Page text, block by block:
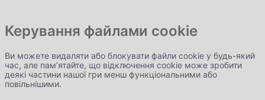
Керування файлами cookie
Ви можете видаляти або блокувати файли cookie у будь-який
час, але пам’ятайте, що відключення cookie може зробити
деякі частини нашої гри менш функціональними або
повільнішими.